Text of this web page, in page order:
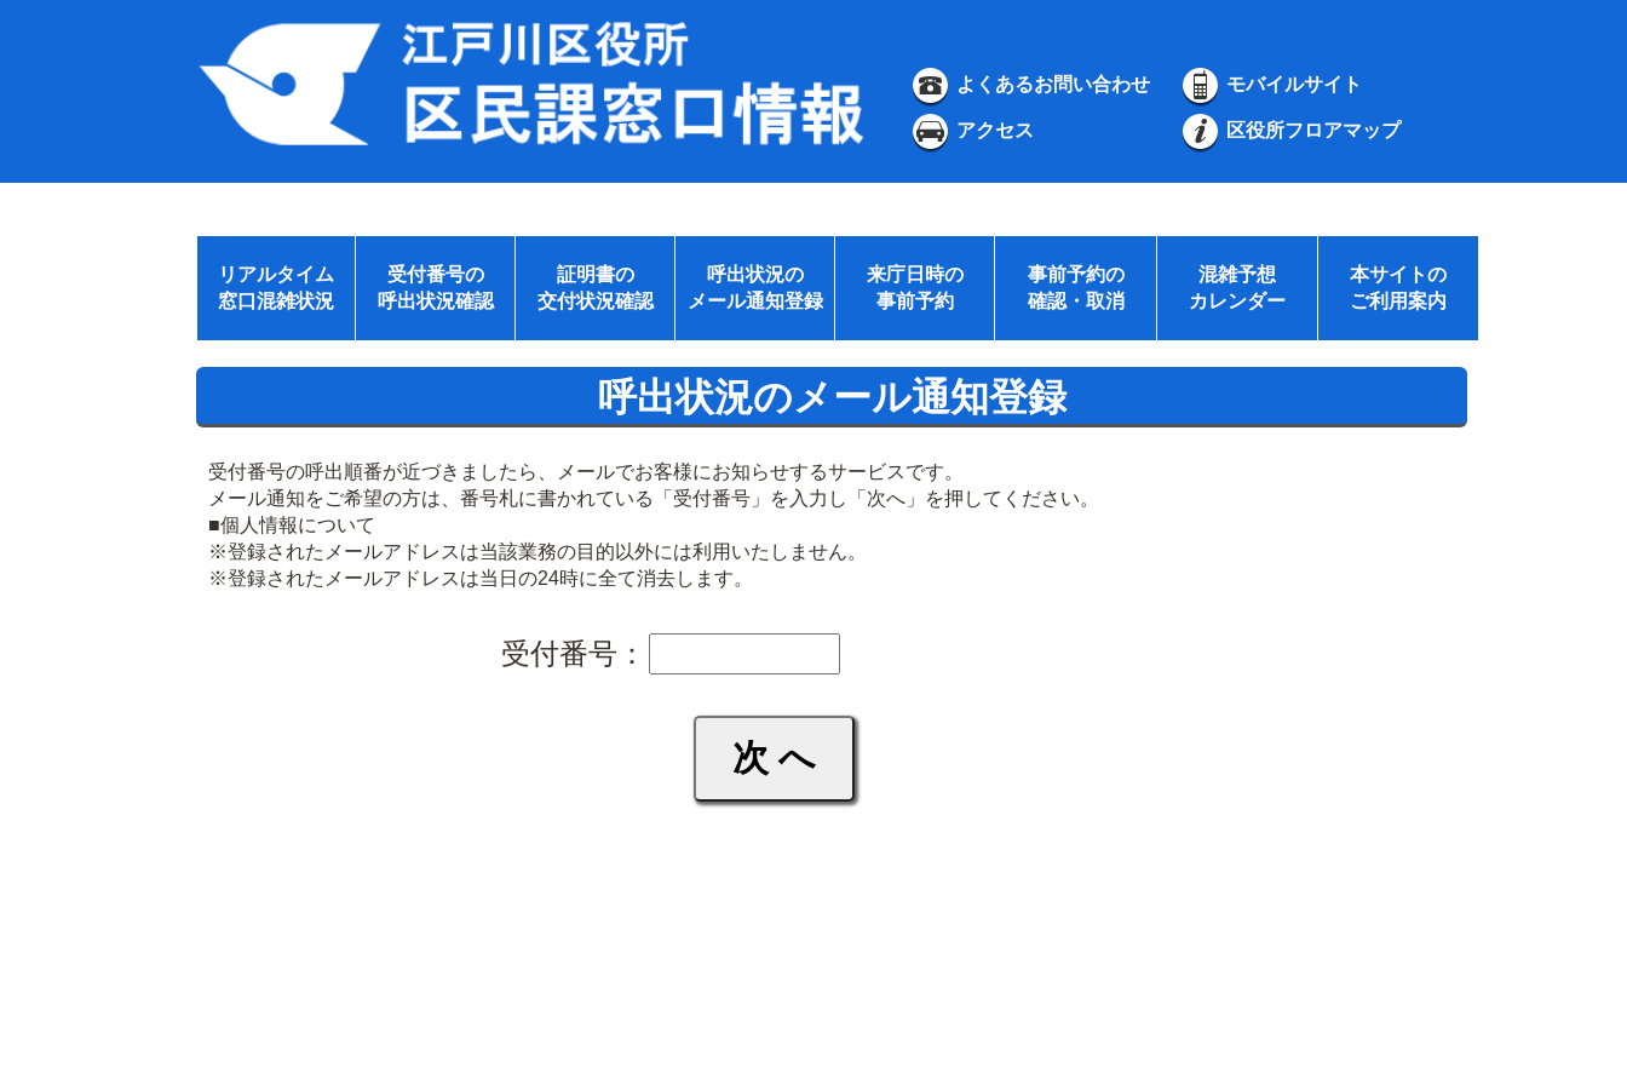
よくあるお問い合わせ モバイルサイト
アクセス 区役所フロアマップ
リアルタイム
窓口混雑状況
受付番号の
呼出状況確認
証明書の
交付状況確認
呼出状況の
メール通知登録
来庁日時の
事前予約
事前予約の
確認・取消
混雑予想
カレンダー
本サイトの
ご利用案内
呼出状況のメール通知登録
受付番号の呼出順番が近づきましたら、メールでお客様にお知らせするサービスです。
メール通知をご希望の方は、番号札に書かれている「受付番号」を入力し「次へ」を押してください。
■個人情報について
※登録されたメールアドレスは当該業務の目的以外には利用いたしません。
※登録されたメールアドレスは当日の24時に全て消去します。
受付番号：